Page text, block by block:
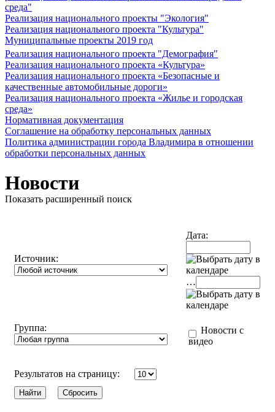
среда"
Реализация национального проекты "Экология"
Реализация национального проекта "Культура"
Муниципальные проекты 2019 год
Реализация национального проекта "Демография"
Реализация национального проекта «Культура»
Реализация национального проекта «Безопасные и
качественные автомобильные дороги»
Реализация национального проекта «Жилье и городская
среда»
Нормативная документация
Соглашение на обработку персональных данных
Политика администрации города Владимира в отношении
обработки персональных данных
Новости
Показать расширенный поиск
Источник:
Дата:
…
Группа:
Новости с
видео
Результатов на страницу: